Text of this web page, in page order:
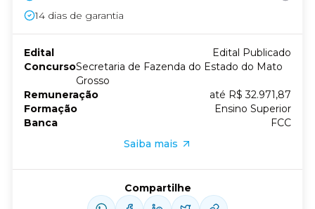
14 dias de garantia
Edital
Edital Publicado
ConcursoSecretaria de Fazenda do Estado do Mato
Grosso
Remuneração
até R$ 32.971,87
Formação
Ensino Superior
Banca
FCC
Saiba mais
Compartilhe